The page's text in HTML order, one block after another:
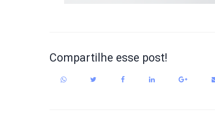
Compartilhe esse post!